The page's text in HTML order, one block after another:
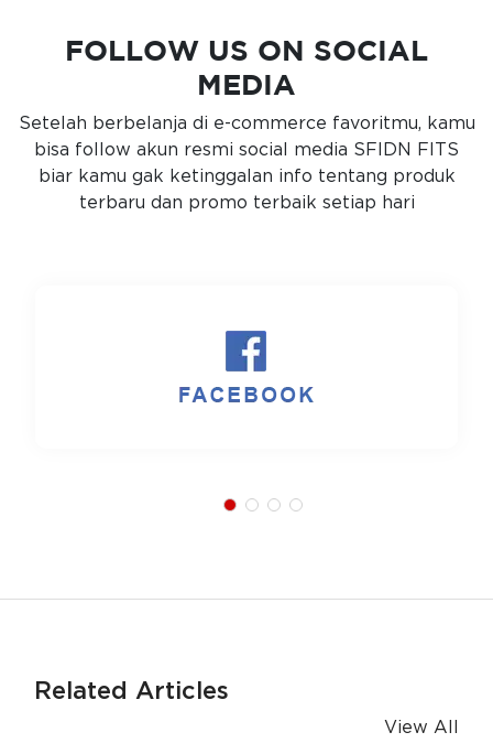
FOLLOW US ON SOCIAL
MEDIA
Setelah berbelanja di e-commerce favoritmu, kamu
bisa follow akun resmi social media SFIDN FITS
biar kamu gak ketinggalan info tentang produk
terbaru dan promo terbaik setiap hari
Related Articles
View All